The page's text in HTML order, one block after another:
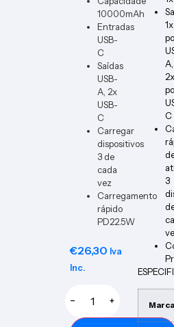
10000mAh
Entradas
USB-
C
Saídas
USB-
A, 2x
USB-
C
Carregar
dispositivos
3 de
cada
vez
Carregamento
rápido
PD22.5W
€26,30 Iva
Inc.
− +
1x
A,
2x
C
3
Marca